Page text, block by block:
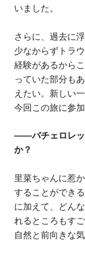
いました。
さらに、過去に
少なからずトラ
経験があるから
っていた部分も
えたい。新しい
今回この旅に参
——バチェロレッ
か？
里菜ちゃんに惹
することができ
に加えて、どん
れるところもす
自然と前向きな